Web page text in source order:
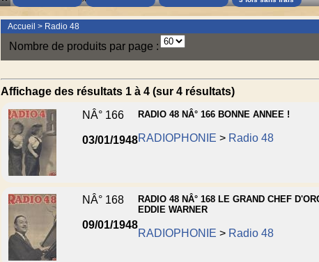
Accueil > Radio 48
Nombre de produits par page :
Affichage des résultats 1 à 4 (sur 4 résultats)
NÂ° 166
03/01/1948
RADIO 48 NÂ° 166 BONNE ANNEE !
RADIOPHONIE > Radio 48
NÂ° 168
09/01/1948
RADIO 48 NÂ° 168 LE GRAND CHEF
EDDIE WARNER
RADIOPHONIE > Radio 48